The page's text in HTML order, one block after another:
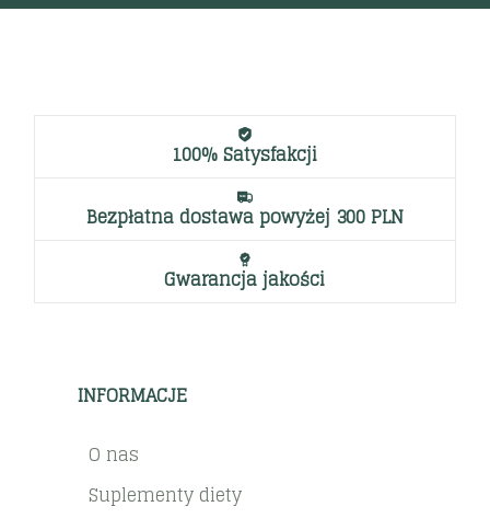
100% Satysfakcji
Bezpłatna dostawa powyżej 300 PLN
Gwarancja jakości
INFORMACJE
O nas
Suplementy diety